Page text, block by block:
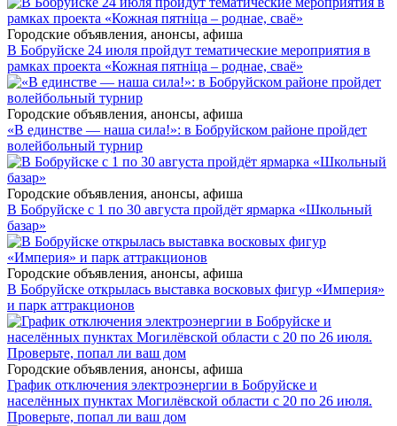
Городские объявления, анонсы, афиша
В Бобруйске 24 июля пройдут тематические мероприятия в
рамках проекта «Кожная пятніца – роднае, сваё»
Городские объявления, анонсы, афиша
«В единстве — наша сила!»: в Бобруйском районе пройдет
волейбольный турнир
Городские объявления, анонсы, афиша
В Бобруйске с 1 по 30 августа пройдёт ярмарка «Школьный
базар»
Городские объявления, анонсы, афиша
В Бобруйске открылась выставка восковых фигур «Империя»
и парк аттракционов
Городские объявления, анонсы, афиша
График отключения электроэнергии в Бобруйске и
населённых пунктах Могилёвской области с 20 по 26 июля.
Проверьте, попал ли ваш дом